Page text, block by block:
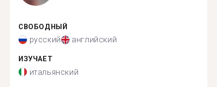
СВОБОДНЫЙ
русский английский
ИЗУЧАЕТ
итальянский